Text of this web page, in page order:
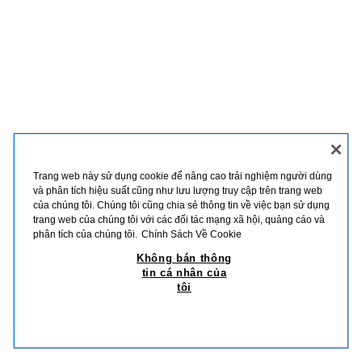
Trang web này sử dụng cookie để nâng cao trải nghiệm người dùng
và phân tích hiệu suất cũng như lưu lượng truy cập trên trang web
của chúng tôi. Chúng tôi cũng chia sẻ thông tin về việc bạn sử dụng
trang web của chúng tôi với các đối tác mạng xã hội, quảng cáo và
phân tích của chúng tôi. Chính Sách Về Cookie
Không bán thông
tin cá nhân của
tôi